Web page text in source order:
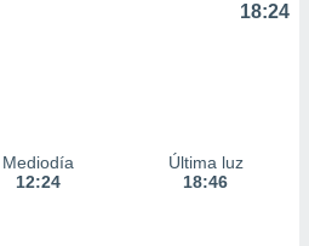
18:24
Mediodía
12:24
Última luz
18:46